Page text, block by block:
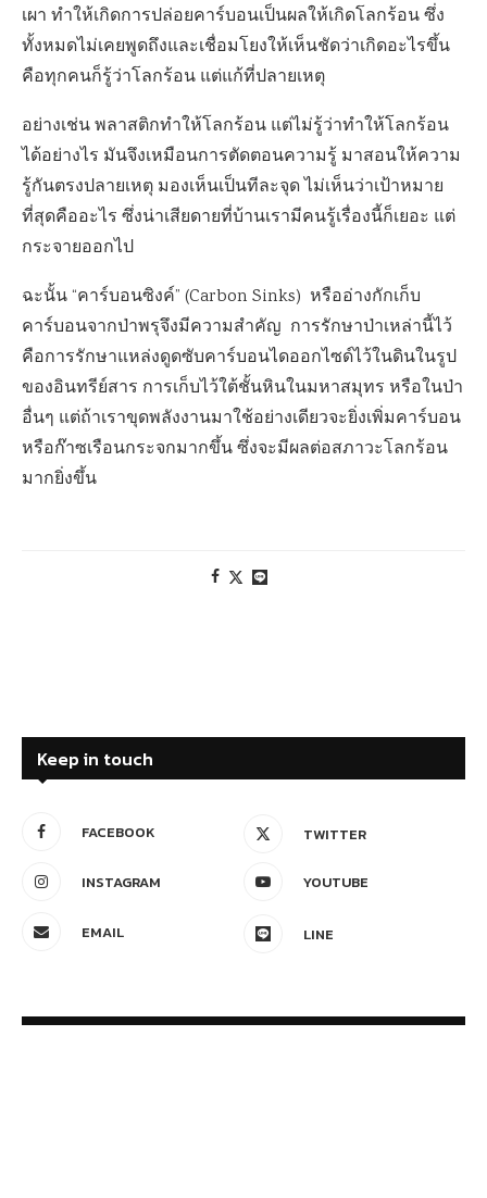
เผา ทำให้เกิดการปล่อยคาร์บอนเป็นผลให้เกิดโลกร้อน ซึ่ง
ทั้งหมดไม่เคยพูดถึงและเชื่อมโยงให้เห็นชัดว่าเกิดอะไรขึ้น
คือทุกคนก็รู้ว่าโลกร้อน แต่แก้ที่ปลายเหตุ
อย่างเช่น พลาสติกทำให้โลกร้อน แต่ไม่รู้ว่าทำให้โลกร้อน
ได้อย่างไร มันจึงเหมือนการตัดตอนความรู้ มาสอนให้ความ
รู้กันตรงปลายเหตุ มองเห็นเป็นทีละจุด ไม่เห็นว่าเป้าหมาย
ที่สุดคืออะไร ซึ่งน่าเสียดายที่บ้านเรามีคนรู้เรื่องนี้ก็เยอะ แต่
กระจายออกไป
ฉะนั้น “คาร์บอนซิงค์” (Carbon Sinks) หรืออ่างกักเก็บ
คาร์บอนจากป่าพรุจึงมีความสำคัญ การรักษาป่าเหล่านี้ไว้
คือการรักษาแหล่งดูดซับคาร์บอนไดออกไซด์ไว้ในดินในรูป
ของอินทรีย์สาร การเก็บไว้ใต้ชั้นหินในมหาสมุทร หรือในป่า
อื่นๆ แต่ถ้าเราขุดพลังงานมาใช้อย่างเดียวจะยิ่งเพิ่มคาร์บอน
หรือก๊าซเรือนกระจกมากขึ้น ซึ่งจะมีผลต่อสภาวะโลกร้อน
มากยิ่งขึ้น
Keep in touch
FACEBOOK TWITTER
INSTAGRAM YOUTUBE
EMAIL LINE